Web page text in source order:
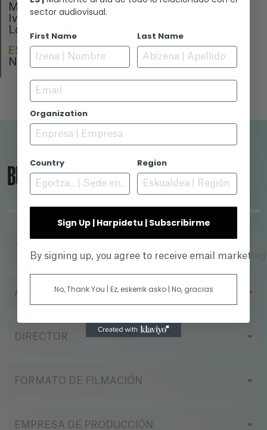
Miguel Bernardeau
Iván Pellicer
Loreto Mauleón
ESTRENO
No se ha estrenado aún
BUSCADOR
AÑO
DIRECTOR
FORMATO DE FILMACIÓN
EMPRESA DE PRODUCCIÓN
sector audiovisual.
First Name Last Name
Email
Organization
Country Region
Sign Up | Harpidetu | Subscribirme
By signing up, you agree to receive email
No, Thank You | Ez, eskerrik asko | No, gracias